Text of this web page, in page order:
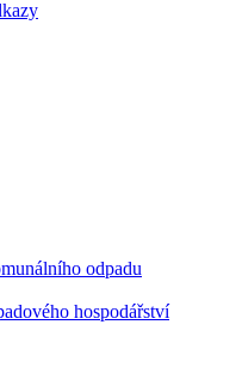
odpadu
hospodářství